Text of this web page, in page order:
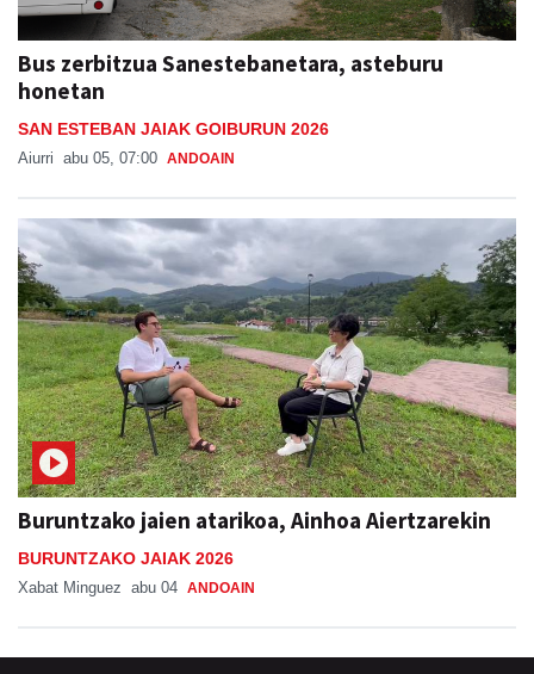
Bus zerbitzua Sanestebanetara, asteburu
honetan
SAN ESTEBAN JAIAK GOIBURUN 2026
Aiurri abu 05, 07:00 ANDOAIN
Buruntzako jaien atarikoa, Ainhoa Aiertzarekin
BURUNTZAKO JAIAK 2026
Xabat Minguez abu 04 ANDOAIN